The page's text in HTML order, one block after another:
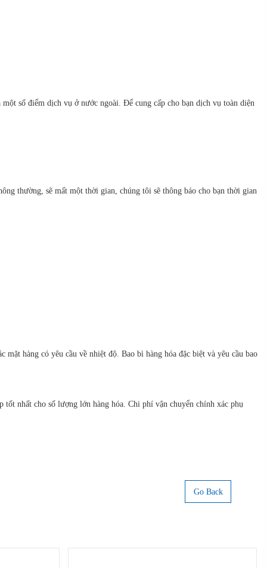
số điểm dịch vụ ở nước ngoài. Để cung cấp cho bạn dịch vụ toàn diện
thường, sẽ mất một thời gian, chúng tôi sẽ thông báo cho bạn thời gian
hàng có yêu cầu về nhiệt độ. Bao bì hàng hóa đặc biệt và yêu cầu bao
tốt nhất cho số lượng lớn hàng hóa. Chi phí vận chuyển chính xác phụ
Go Back